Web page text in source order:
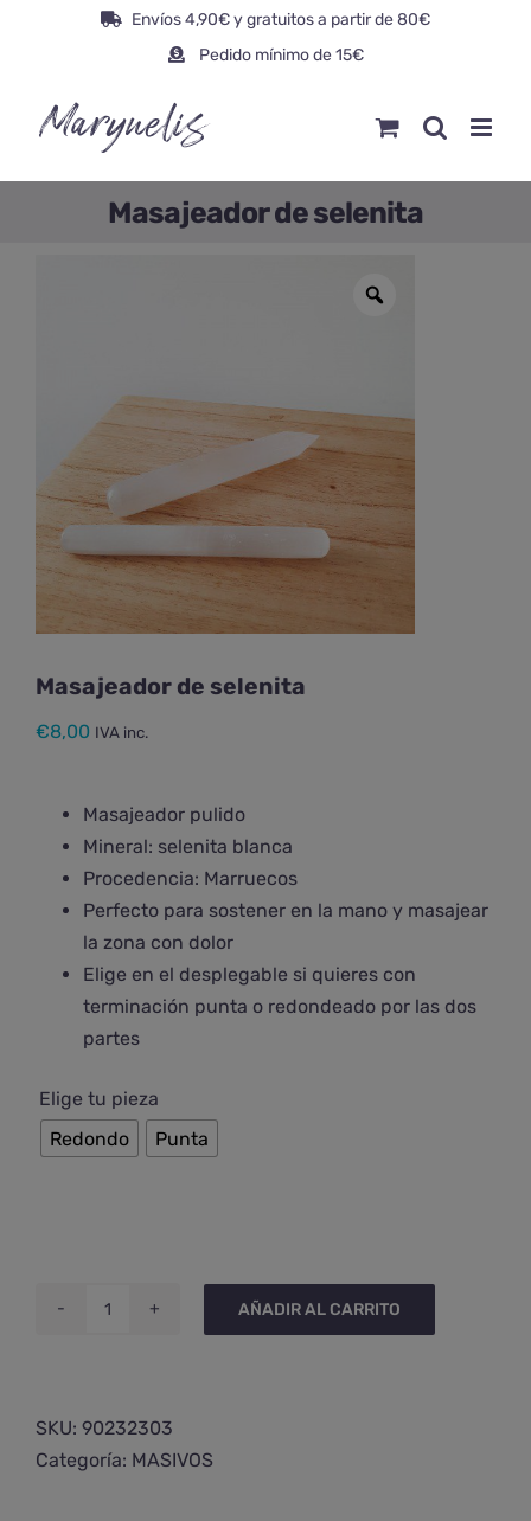
Envíos 4,90€ y gratuitos a partir de 80€
Pedido mínimo de 15€
Masajeador de selenita
Masajeador de selenita
€8,00 IVA inc.
Masajeador pulido
Mineral: selenita blanca
Procedencia: Marruecos
Perfecto para sostener en la mano y masajear
la zona con dolor
Elige en el desplegable si quieres con
terminación punta o redondeado por las dos
partes
Elige tu pieza
Redondo Punta
cantidad
AÑADIR AL CARRITO
SKU: 90232303
Categoría: MASIVOS